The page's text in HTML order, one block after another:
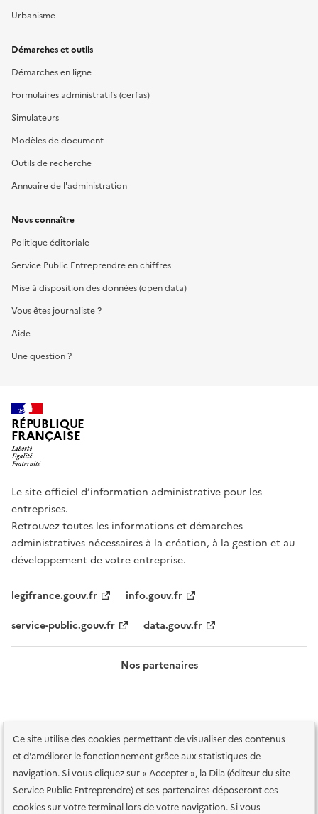
Ce site utilise des cookies permettant de visualiser des contenus
et d'améliorer le fonctionnement grâce aux statistiques de
navigation. Si vous cliquez sur « Accepter », la Dila (éditeur du site
Service Public Entreprendre) et ses partenaires déposeront ces
cookies sur votre terminal lors de votre navigation. Si vous
Urbanisme
Démarches et outils
Démarches en ligne
Formulaires administratifs (cerfas)
Simulateurs
Modèles de document
Outils de recherche
Annuaire de l'administration
Nous connaître
Politique éditoriale
Service Public Entreprendre en chiffres
Mise à disposition des données (open data)
Vous êtes journaliste ?
Aide
Une question ?
RÉPUBLIQUE
FRANÇAISE
Le site officiel d’information administrative pour les
entreprises.
Retrouvez toutes les informations et démarches
administratives nécessaires à la création, à la gestion et au
développement de votre entreprise.
legifrance.gouv.fr
info.gouv.fr
service-public.gouv.fr
data.gouv.fr
Nos partenaires
Plan du site Accessibilité : totalement conforme Accessibilité des